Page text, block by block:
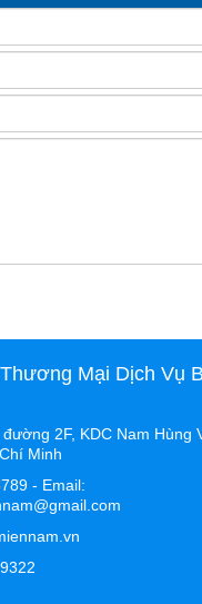
Mại Dịch Vụ
2F, KDC Nam Hùng
Minh
- Email: